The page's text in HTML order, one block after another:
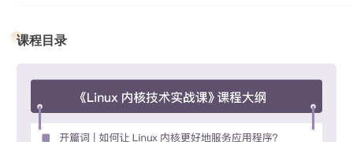
邵亚方深耕Linux领域多年，他将通过“解决问题，满足需求”的
方式，从生产环境中四类典型问题（Page Cache管理、内存
解：你的应用程序是怎么跟系统资源打交道的；你的业务类型
应该要选择什么样的配置才会更好；出了棘手问题该如何一步
课程目录